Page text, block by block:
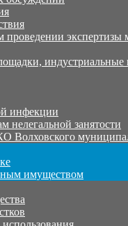
экспертизы
индустриальные
инфекции
нелегальной занятости
Волховского
имуществом